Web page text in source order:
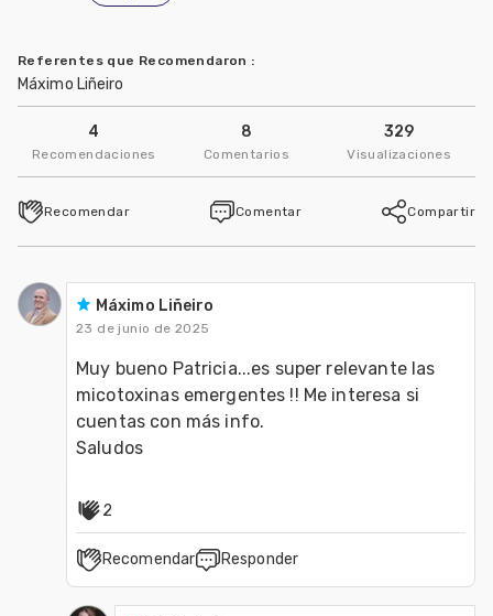
Referentes que Recomendaron :
Máximo Liñeiro
4
Recomendaciones
8
Comentarios
329
Visualizaciones
Recomendar Comentar Compartir
Máximo Liñeiro
23 de junio de 2025
Muy bueno Patricia...es super relevante las
micotoxinas emergentes !! Me interesa si
cuentas con más info.
Saludos
2
Recomendar Responder